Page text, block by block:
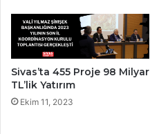
Sivas’ta 455 Proje 98 Milyar
TL’lik Yatırım
Ekim 11, 2023